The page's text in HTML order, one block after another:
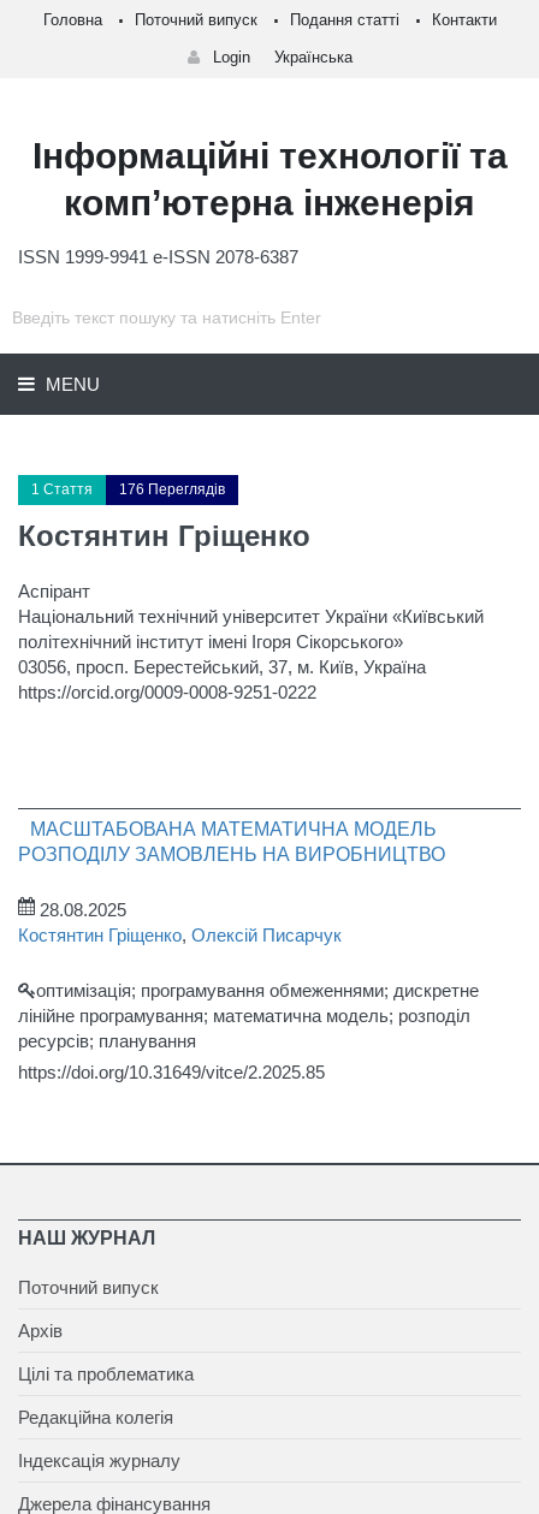
Головна Поточний випуск Подання статті Контакти
Login Українська
Інформаційні технології та
комп’ютерна інженерія
ISSN 1999-9941 e-ISSN 2078-6387
MENU
1 Стаття 176 Переглядів
Костянтин Гріщенко
Аспірант
Національний технічний університет України «Київський
політехнічний інститут імені Ігоря Сікорського»
03056, просп. Берестейський, 37, м. Київ, Україна
https://orcid.org/0009-0008-9251-0222
МАСШТАБОВАНА МАТЕМАТИЧНА МОДЕЛЬ
РОЗПОДІЛУ ЗАМОВЛЕНЬ НА ВИРОБНИЦТВО
28.08.2025
Костянтин Гріщенко, Олексій Писарчук
оптимізація; програмування обмеженнями; дискретне
лінійне програмування; математична модель; розподіл
ресурсів; планування
https://doi.org/10.31649/vitce/2.2025.85
НАШ ЖУРНАЛ
Поточний випуск
Архів
Цілі та проблематика
Редакційна колегія
Індексація журналу
Джерела фінансування